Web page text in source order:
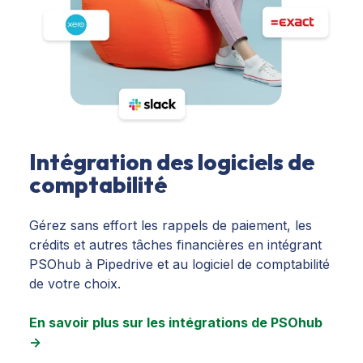
Intégration des logiciels de
comptabilité
Gérez sans effort les rappels de paiement, les
crédits et autres tâches financières en intégrant
PSOhub à Pipedrive et au logiciel de comptabilité
de votre choix.
En savoir plus sur les intégrations de PSOhub
→